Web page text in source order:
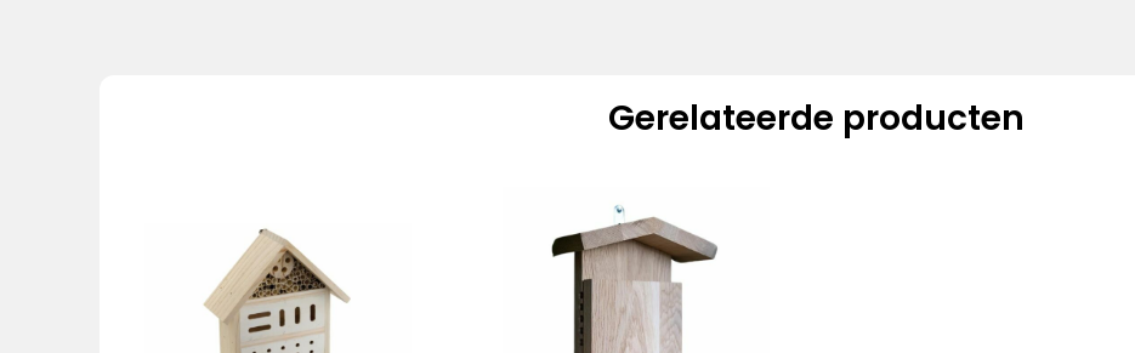
Gerelateerde producten